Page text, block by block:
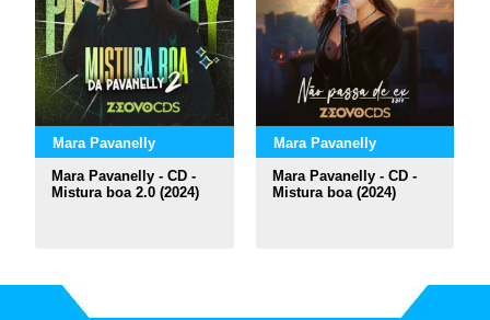
Mara Pavanelly
Mara Pavanelly - CD -
Mistura boa 2.0 (2024)
Mara Pavanelly
Mara Pavanelly - CD -
Mistura boa (2024)